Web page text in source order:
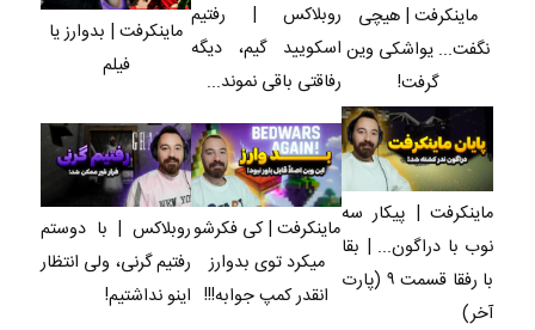
ماینکرفت | هیچی
نگفت... یواشکی وین
گرفت!
روبلاکس | رفتیم
اسکویید گیم، دیگه
رفاقتی باقی نموند...
ماینکرفت | بدوارز یا
فیلم
ماینکرفت | پیکار سه
نوب با دراگون... | بقا
با رفقا قسمت ۹ (پارت
آخر)
ماینکرفت | کی فکرشو
میکرد توی بدوارز
انقدر کمپ جوابه!!!
روبلاکس | با دوستم
رفتیم گرنی، ولی انتظار
اینو نداشتیم!